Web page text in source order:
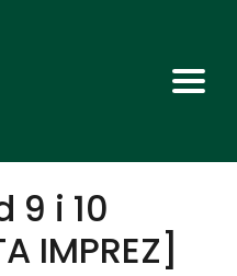
9 i 10
IMPREZ]